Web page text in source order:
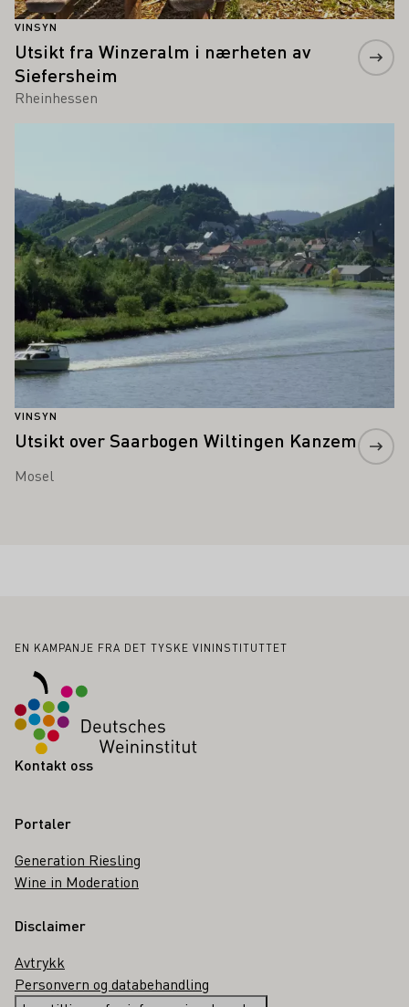
VINSYN
Utsikt fra Winzeralm i nærheten av
Siefersheim
Rheinhessen
VINSYN
Utsikt over Saarbogen Wiltingen Kanzem
Mosel
Bunntekst
EN KAMPANJE FRA DET TYSKE VININSTITUTTET
Kontakt oss
Portaler
Generation Riesling
Wine in Moderation
Disclaimer
Avtrykk
Personvern og databehandling